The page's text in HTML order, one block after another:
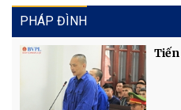
PHÁP ĐÌNH